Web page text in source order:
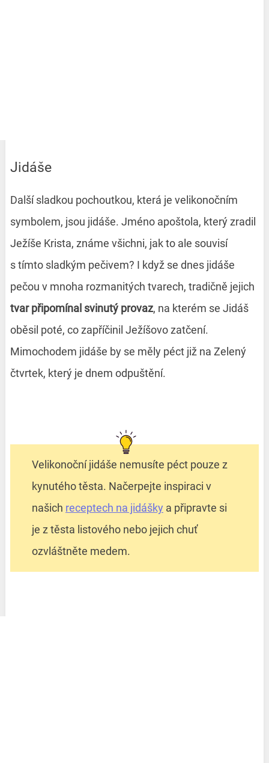
Jidáše
Další sladkou pochoutkou, která je velikonočním
symbolem, jsou jidáše. Jméno apoštola, který zradil
Ježíše Krista, známe všichni, jak to ale souvisí
s tímto sladkým pečivem? I když se dnes jidáše
pečou v mnoha rozmanitých tvarech, tradičně jejich
tvar připomínal svinutý provaz, na kterém se Jidáš
oběsil poté, co zapříčinil Ježíšovo zatčení.
Mimochodem jidáše by se měly péct již na Zelený
čtvrtek, který je dnem odpuštění.
Velikonoční jidáše nemusíte péct pouze z
kynutého těsta. Načerpejte inspiraci v
našich receptech na jidášky a připravte si
je z těsta listového nebo jejich chuť
ozvláštněte medem.